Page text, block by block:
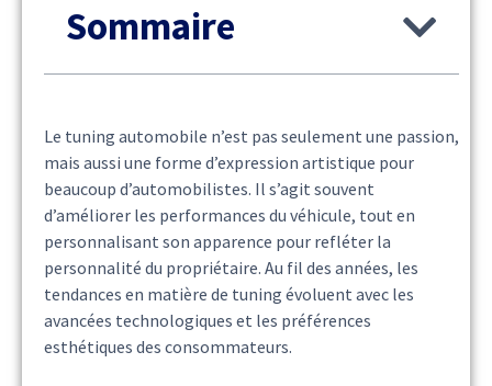
Sommaire
Le tuning automobile n’est pas seulement une passion,
mais aussi une forme d’expression artistique pour
beaucoup d’automobilistes. Il s’agit souvent
d’améliorer les performances du véhicule, tout en
personnalisant son apparence pour refléter la
personnalité du propriétaire. Au fil des années, les
tendances en matière de tuning évoluent avec les
avancées technologiques et les préférences
esthétiques des consommateurs.